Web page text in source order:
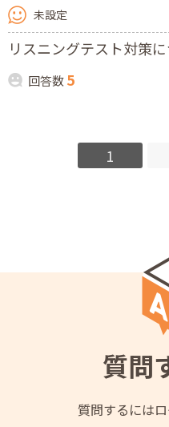
未設定
リスニングテスト対策
回答数5
1
質問
質問するにはロ